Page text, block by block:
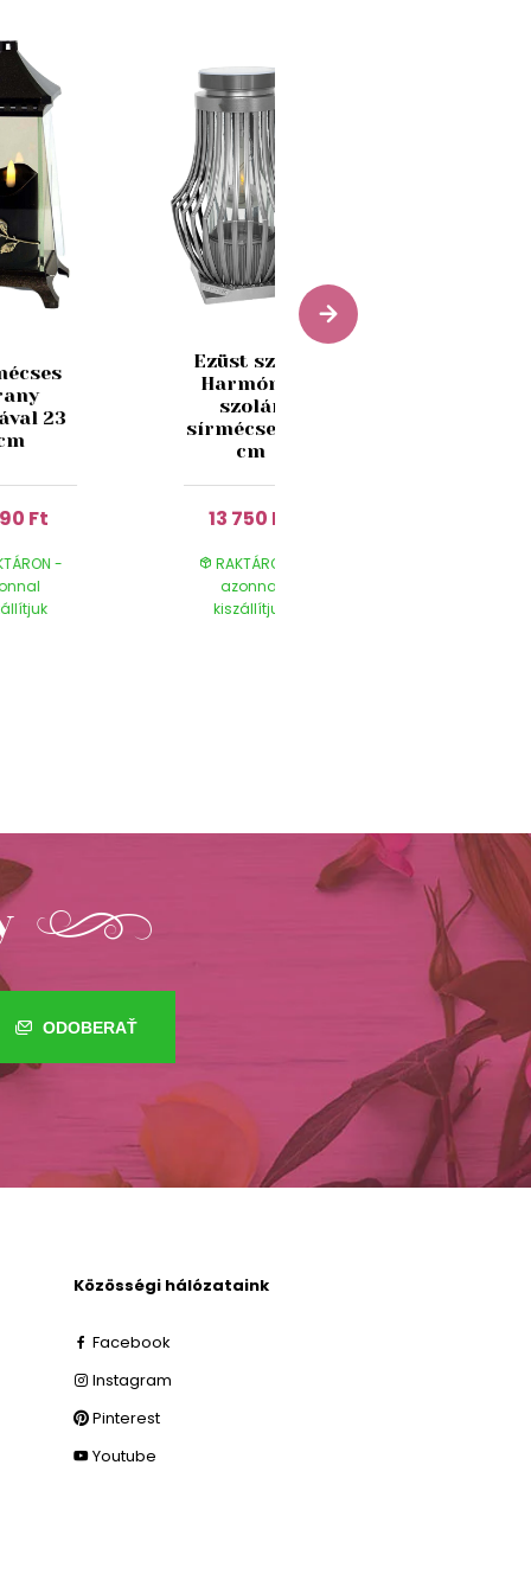
23
Ft
-
Ezüst színű
Harmónia
szolár
sírmécses 43
cm
13 750 Ft
RAKTÁRON -
azonnal
kiszállítjuk
ODOBERAŤ
Közösségi hálózataink
Facebook
Instagram
Pinterest
Youtube